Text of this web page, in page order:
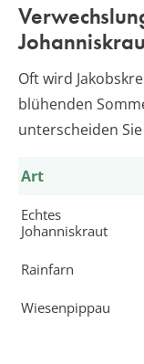
Oft wird
blühenden
unterscheiden
Art
Echtes
Johanniskraut
Rainfarn
Wiesenpippau